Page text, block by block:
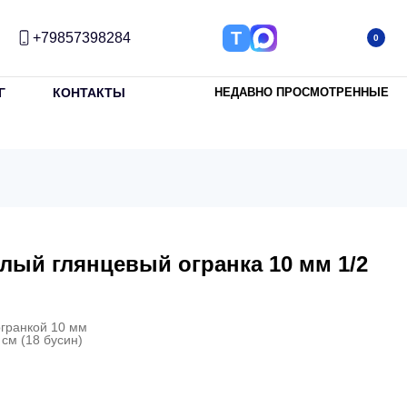
+79857398284 Т 0
КОНТАКТЫ НЕДАВНО ПРОСМОТРЕННЫЕ
глянцевый огранка 10 мм 1/2
10 мм
(18 бусин)